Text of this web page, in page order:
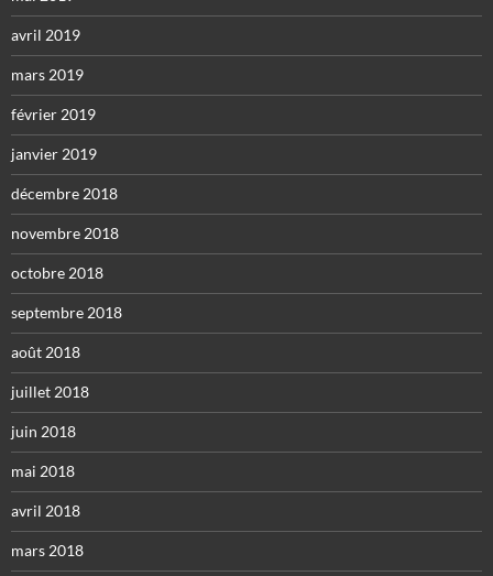
avril 2019
mars 2019
février 2019
janvier 2019
décembre 2018
novembre 2018
octobre 2018
septembre 2018
août 2018
juillet 2018
juin 2018
mai 2018
avril 2018
mars 2018